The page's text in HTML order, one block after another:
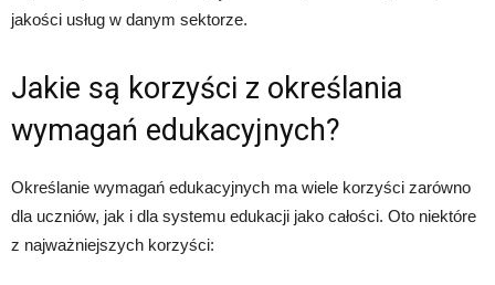
jakości usług w danym sektorze.
Jakie są korzyści z określania
wymagań edukacyjnych?
Określanie wymagań edukacyjnych ma wiele korzyści zarówno
dla uczniów, jak i dla systemu edukacji jako całości. Oto niektóre
z najważniejszych korzyści: